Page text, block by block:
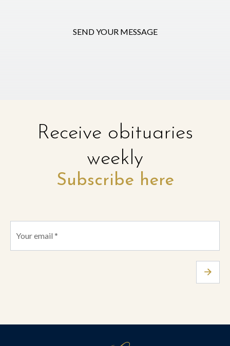
SEND YOUR MESSAGE
Receive obituaries
weekly
Subscribe here